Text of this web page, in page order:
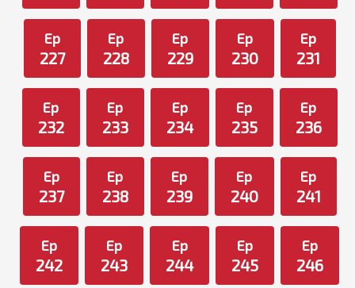
Ep
227
Ep
228
Ep
229
Ep
230
Ep
231
Ep
232
Ep
233
Ep
234
Ep
235
Ep
236
Ep
237
Ep
238
Ep
239
Ep
240
Ep
241
Ep
242
Ep
243
Ep
244
Ep
245
Ep
246